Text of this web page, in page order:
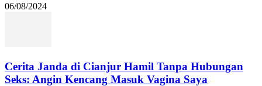
06/08/2024
Cerita Janda di Cianjur Hamil Tanpa Hubungan
Seks: Angin Kencang Masuk Vagina Saya